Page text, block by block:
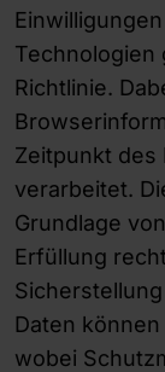
Technologien
Richtlinie.
Zeitpunkt des
verarbeitet.
Grundlage
Erfüllung
Daten
wobei